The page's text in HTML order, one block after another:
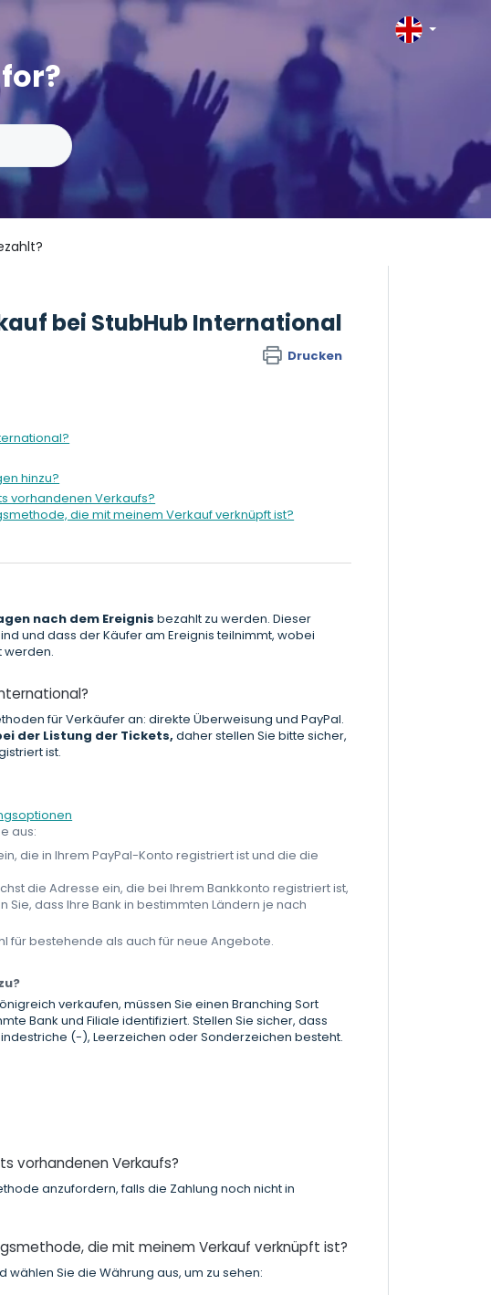
bei StubHub International
Drucken
hinzu?
vorhandenen Verkaufs?
die mit meinem Verkauf verknüpft ist?
nach dem Ereignis bezahlt zu werden. Dieser
und dass der Käufer am Ereignis teilnimmt, wobei
werden.
für Verkäufer an: direkte Überweisung und PayPal.
der Listung der Tickets, daher stellen Sie bitte sicher,
ist.
aus:
die in Ihrem PayPal-Konto registriert ist und die die
die Adresse ein, die bei Ihrem Bankkonto registriert ist,
dass Ihre Bank in bestimmten Ländern je nach
für bestehende als auch für neue Angebote.
verkaufen, müssen Sie einen Branching Sort
Bank und Filiale identifiziert. Stellen Sie sicher, dass
(-), Leerzeichen oder Sonderzeichen besteht.
vorhandenen Verkaufs?
anzufordern, falls die Zahlung noch nicht in
die mit meinem Verkauf verknüpft ist?
wählen Sie die Währung aus, um zu sehen: